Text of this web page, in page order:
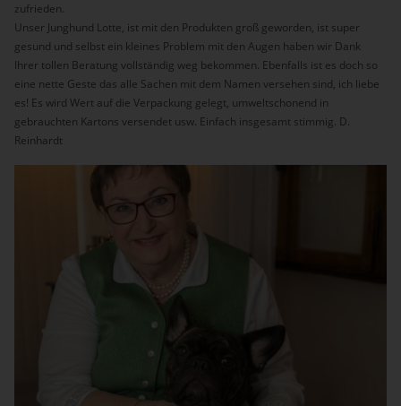
zufrieden.
Unser Junghund Lotte, ist mit den Produkten groß geworden, ist super
gesund und selbst ein kleines Problem mit den Augen haben wir Dank
Ihrer tollen Beratung vollständig weg bekommen. Ebenfalls ist es doch so
eine nette Geste das alle Sachen mit dem Namen versehen sind, ich liebe
es! Es wird Wert auf die Verpackung gelegt, umweltschonend in
gebrauchten Kartons versendet usw. Einfach insgesamt stimmig. D.
Reinhardt